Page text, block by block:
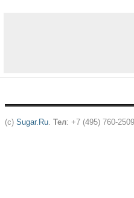
(c) Sugar.Ru. Тел: +7 (495) 760-